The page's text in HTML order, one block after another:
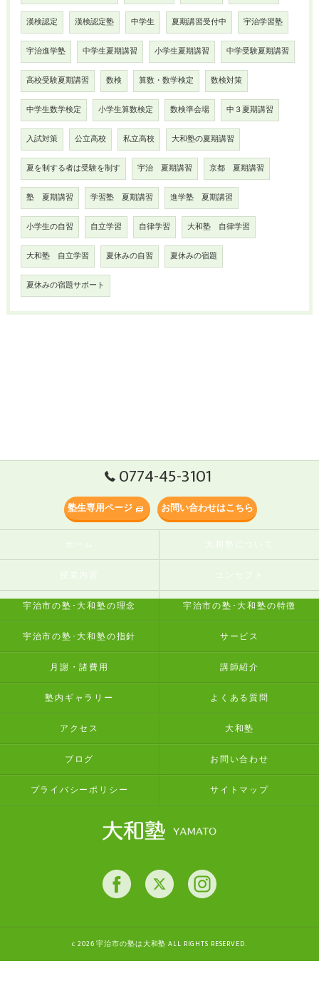
漢検認定 漢検認定塾 中学生 夏期講習受付中 宇治学習塾
宇治進学塾 中学生夏期講習 小学生夏期講習 中学受験夏期講習
高校受験夏期講習 数検 算数・数学検定 数検対策
中学生数学検定 小学生算数検定 数検準会場 中３夏期講習
入試対策 公立高校 私立高校 大和塾の夏期講習
夏を制する者は受験を制す 宇治 夏期講習 京都 夏期講習
塾 夏期講習 学習塾 夏期講習 進学塾 夏期講習
小学生の自習 自立学習 自律学習 大和塾 自律学習
大和塾 自立学習 夏休みの自習 夏休みの宿題
夏休みの宿題サポート
0774-45-3101
塾生専用ページ お問い合わせはこちら
ホーム 大和塾について
授業内容 コンセプト
宇治市の塾･大和塾の理念 宇治市の塾･大和塾の特徴
宇治市の塾･大和塾の指針 サービス
月謝・諸費用 講師紹介
塾内ギャラリー よくある質問
アクセス 大和塾
ブログ お問い合わせ
プライバシーポリシー サイトマップ
c 2026 宇治市の塾は大和塾 ALL RIGHTS RESERVED.